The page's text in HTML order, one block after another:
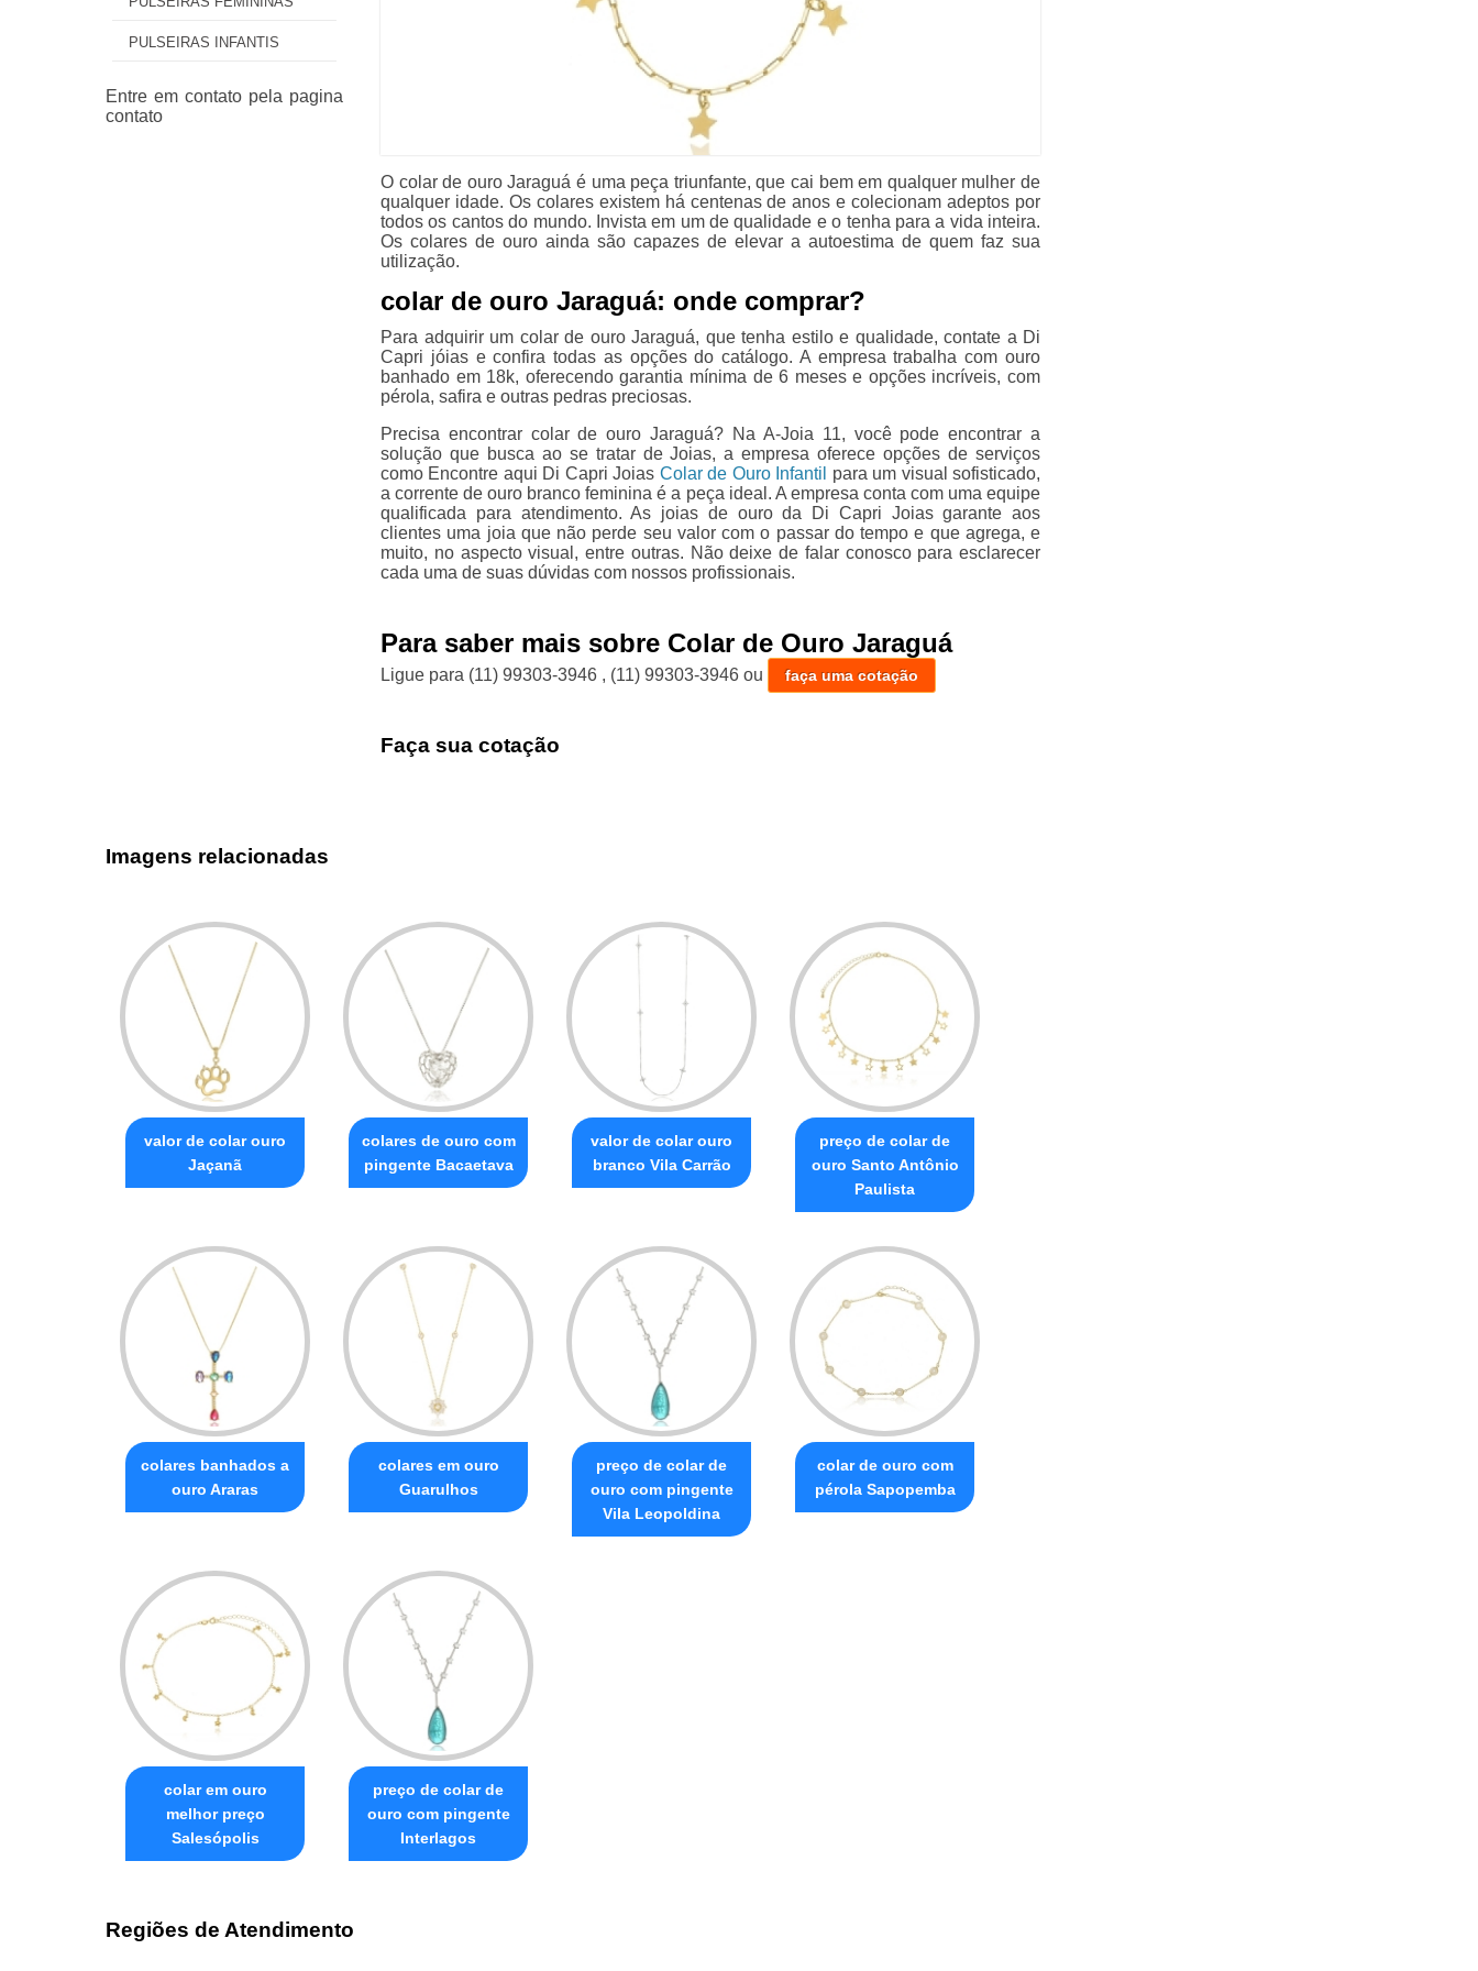
PULSEIRAS INFANTIS
O colar de ouro Jaraguá é uma peça triunfante, que cai bem em qualquer mulher de
qualquer idade. Os colares existem há centenas de anos e colecionam adeptos por
todos os cantos do mundo. Invista em um de qualidade e o tenha para a vida inteira.
Os colares de ouro ainda são capazes de elevar a autoestima de quem faz sua
utilização.
colar de ouro Jaraguá: onde comprar?
Para adquirir um colar de ouro Jaraguá, que tenha estilo e qualidade, contate a Di
Capri jóias e confira todas as opções do catálogo. A empresa trabalha com ouro
banhado em 18k, oferecendo garantia mínima de 6 meses e opções incríveis, com
pérola, safira e outras pedras preciosas.
Precisa encontrar colar de ouro Jaraguá? Na A-Joia 11, você pode encontrar a
solução que busca ao se tratar de Joias, a empresa oferece opções de serviços
como Encontre aqui Di Capri Joias Colar de Ouro Infantil
para um visual sofisticado,
a corrente de ouro branco feminina é a peça ideal. A empresa conta com uma equipe
qualificada para atendimento. As joias de ouro da Di Capri Joias garante aos
clientes uma joia que não perde seu valor com o passar do tempo e que agrega, e
muito, no aspecto visual, entre outras. Não deixe de falar conosco para esclarecer
cada uma de suas dúvidas com nossos profissionais.
Para saber mais sobre Colar de Ouro Jaraguá
Ligue para (11) 99303-3946 , (11) 99303-3946 ou faça uma cotação
Faça sua cotação
Imagens relacionadas
valor de colar ouro
Jaçanã
colares de ouro com
pingente Bacaetava
valor de colar ouro
branco Vila Carrão
preço de colar de
ouro Santo Antônio
Paulista
colares banhados a
ouro Araras
colares em ouro
Guarulhos
preço de colar de
ouro com pingente
Vila Leopoldina
colar de ouro com
pérola Sapopemba
colar em ouro
melhor preço
Salesópolis
preço de colar de
ouro com pingente
Interlagos
Regiões de Atendimento